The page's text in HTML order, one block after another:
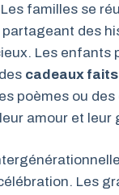
familles se
partageant des
Les enfants
cadeaux faits
poèmes ou des
amour et leur
Les